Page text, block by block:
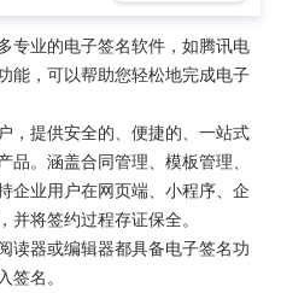
专业的电子签名软件，如腾讯电
能，可以帮助您轻松地完成电子
，提供安全的、便捷的、一站式
。涵盖合同管理、模板管理、
企业用户在网页端、小程序、企
将签约过程存证保全。
读器或编辑器都具备电子签名功
名。